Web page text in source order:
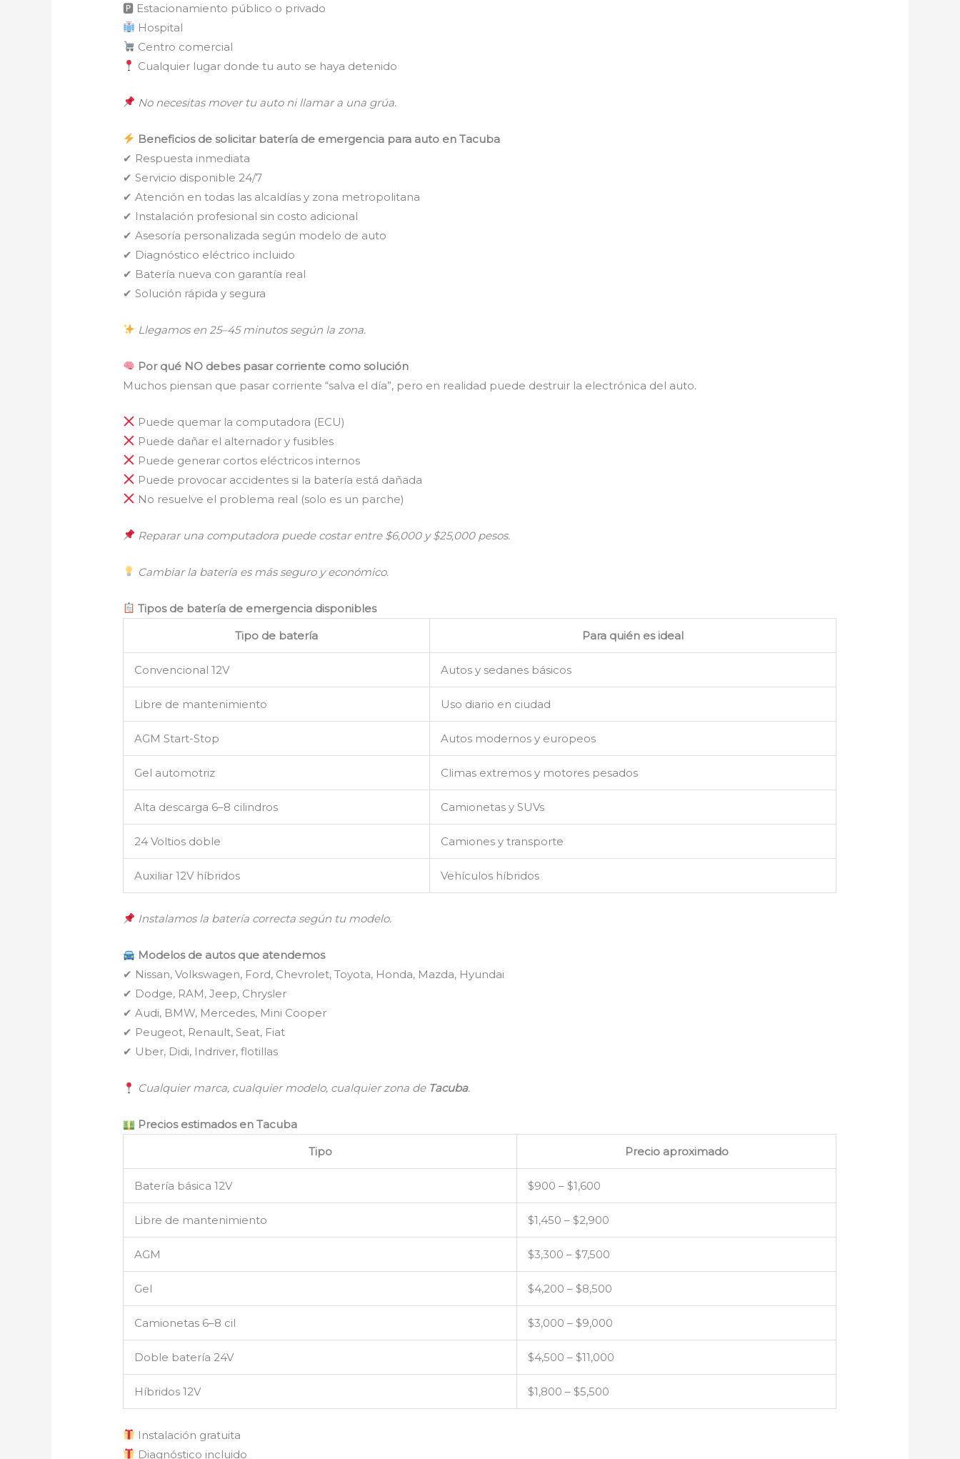
🅿 Estacionamiento público o privado
Hospital
Centro comercial
Cualquier lugar donde tu auto se haya detenido
No necesitas mover tu auto ni llamar a una grúa.
Beneficios de solicitar batería de emergencia para auto en Tacuba
✔ Respuesta inmediata
✔ Servicio disponible 24/7
✔ Atención en todas las alcaldías y zona metropolitana
✔ Instalación profesional sin costo adicional
✔ Asesoría personalizada según modelo de auto
✔ Diagnóstico eléctrico incluido
✔ Batería nueva con garantía real
✔ Solución rápida y segura
Llegamos en 25–45 minutos según la zona.
Por qué NO debes pasar corriente como solución
Muchos piensan que pasar corriente “salva el día”, pero en realidad puede destruir la electrónica del auto.
Puede quemar la computadora (ECU)
Puede dañar el alternador y fusibles
Puede generar cortos eléctricos internos
Puede provocar accidentes si la batería está dañada
No resuelve el problema real (solo es un parche)
Reparar una computadora puede costar entre $6,000 y $25,000 pesos.
Cambiar la batería es más seguro y económico.
Tipos de batería de emergencia disponibles
Tipo de batería
Para quién es ideal
Convencional 12V Autos y sedanes básicos
Libre de mantenimiento Uso diario en ciudad
AGM Start-Stop Autos modernos y europeos
Gel automotriz Climas extremos y motores pesados
Alta descarga 6–8 cilindros Camionetas y SUVs
24 Voltios doble Camiones y transporte
Auxiliar 12V híbridos Vehículos híbridos
Instalamos la batería correcta según tu modelo.
Modelos de autos que atendemos
✔ Nissan, Volkswagen, Ford, Chevrolet, Toyota, Honda, Mazda, Hyundai
✔ Dodge, RAM, Jeep, Chrysler
✔ Audi, BMW, Mercedes, Mini Cooper
✔ Peugeot, Renault, Seat, Fiat
✔ Uber, Didi, Indriver, flotillas
Cualquier marca, cualquier modelo, cualquier zona de Tacuba.
Precios estimados en Tacuba
Tipo
Precio aproximado
Batería básica 12V $900 – $1,600
Libre de mantenimiento $1,450 – $2,900
AGM $3,300 – $7,500
Gel $4,200 – $8,500
Camionetas 6–8 cil $3,000 – $9,000
Doble batería 24V $4,500 – $11,000
Híbridos 12V $1,800 – $5,500
Instalación gratuita
Diagnóstico incluido